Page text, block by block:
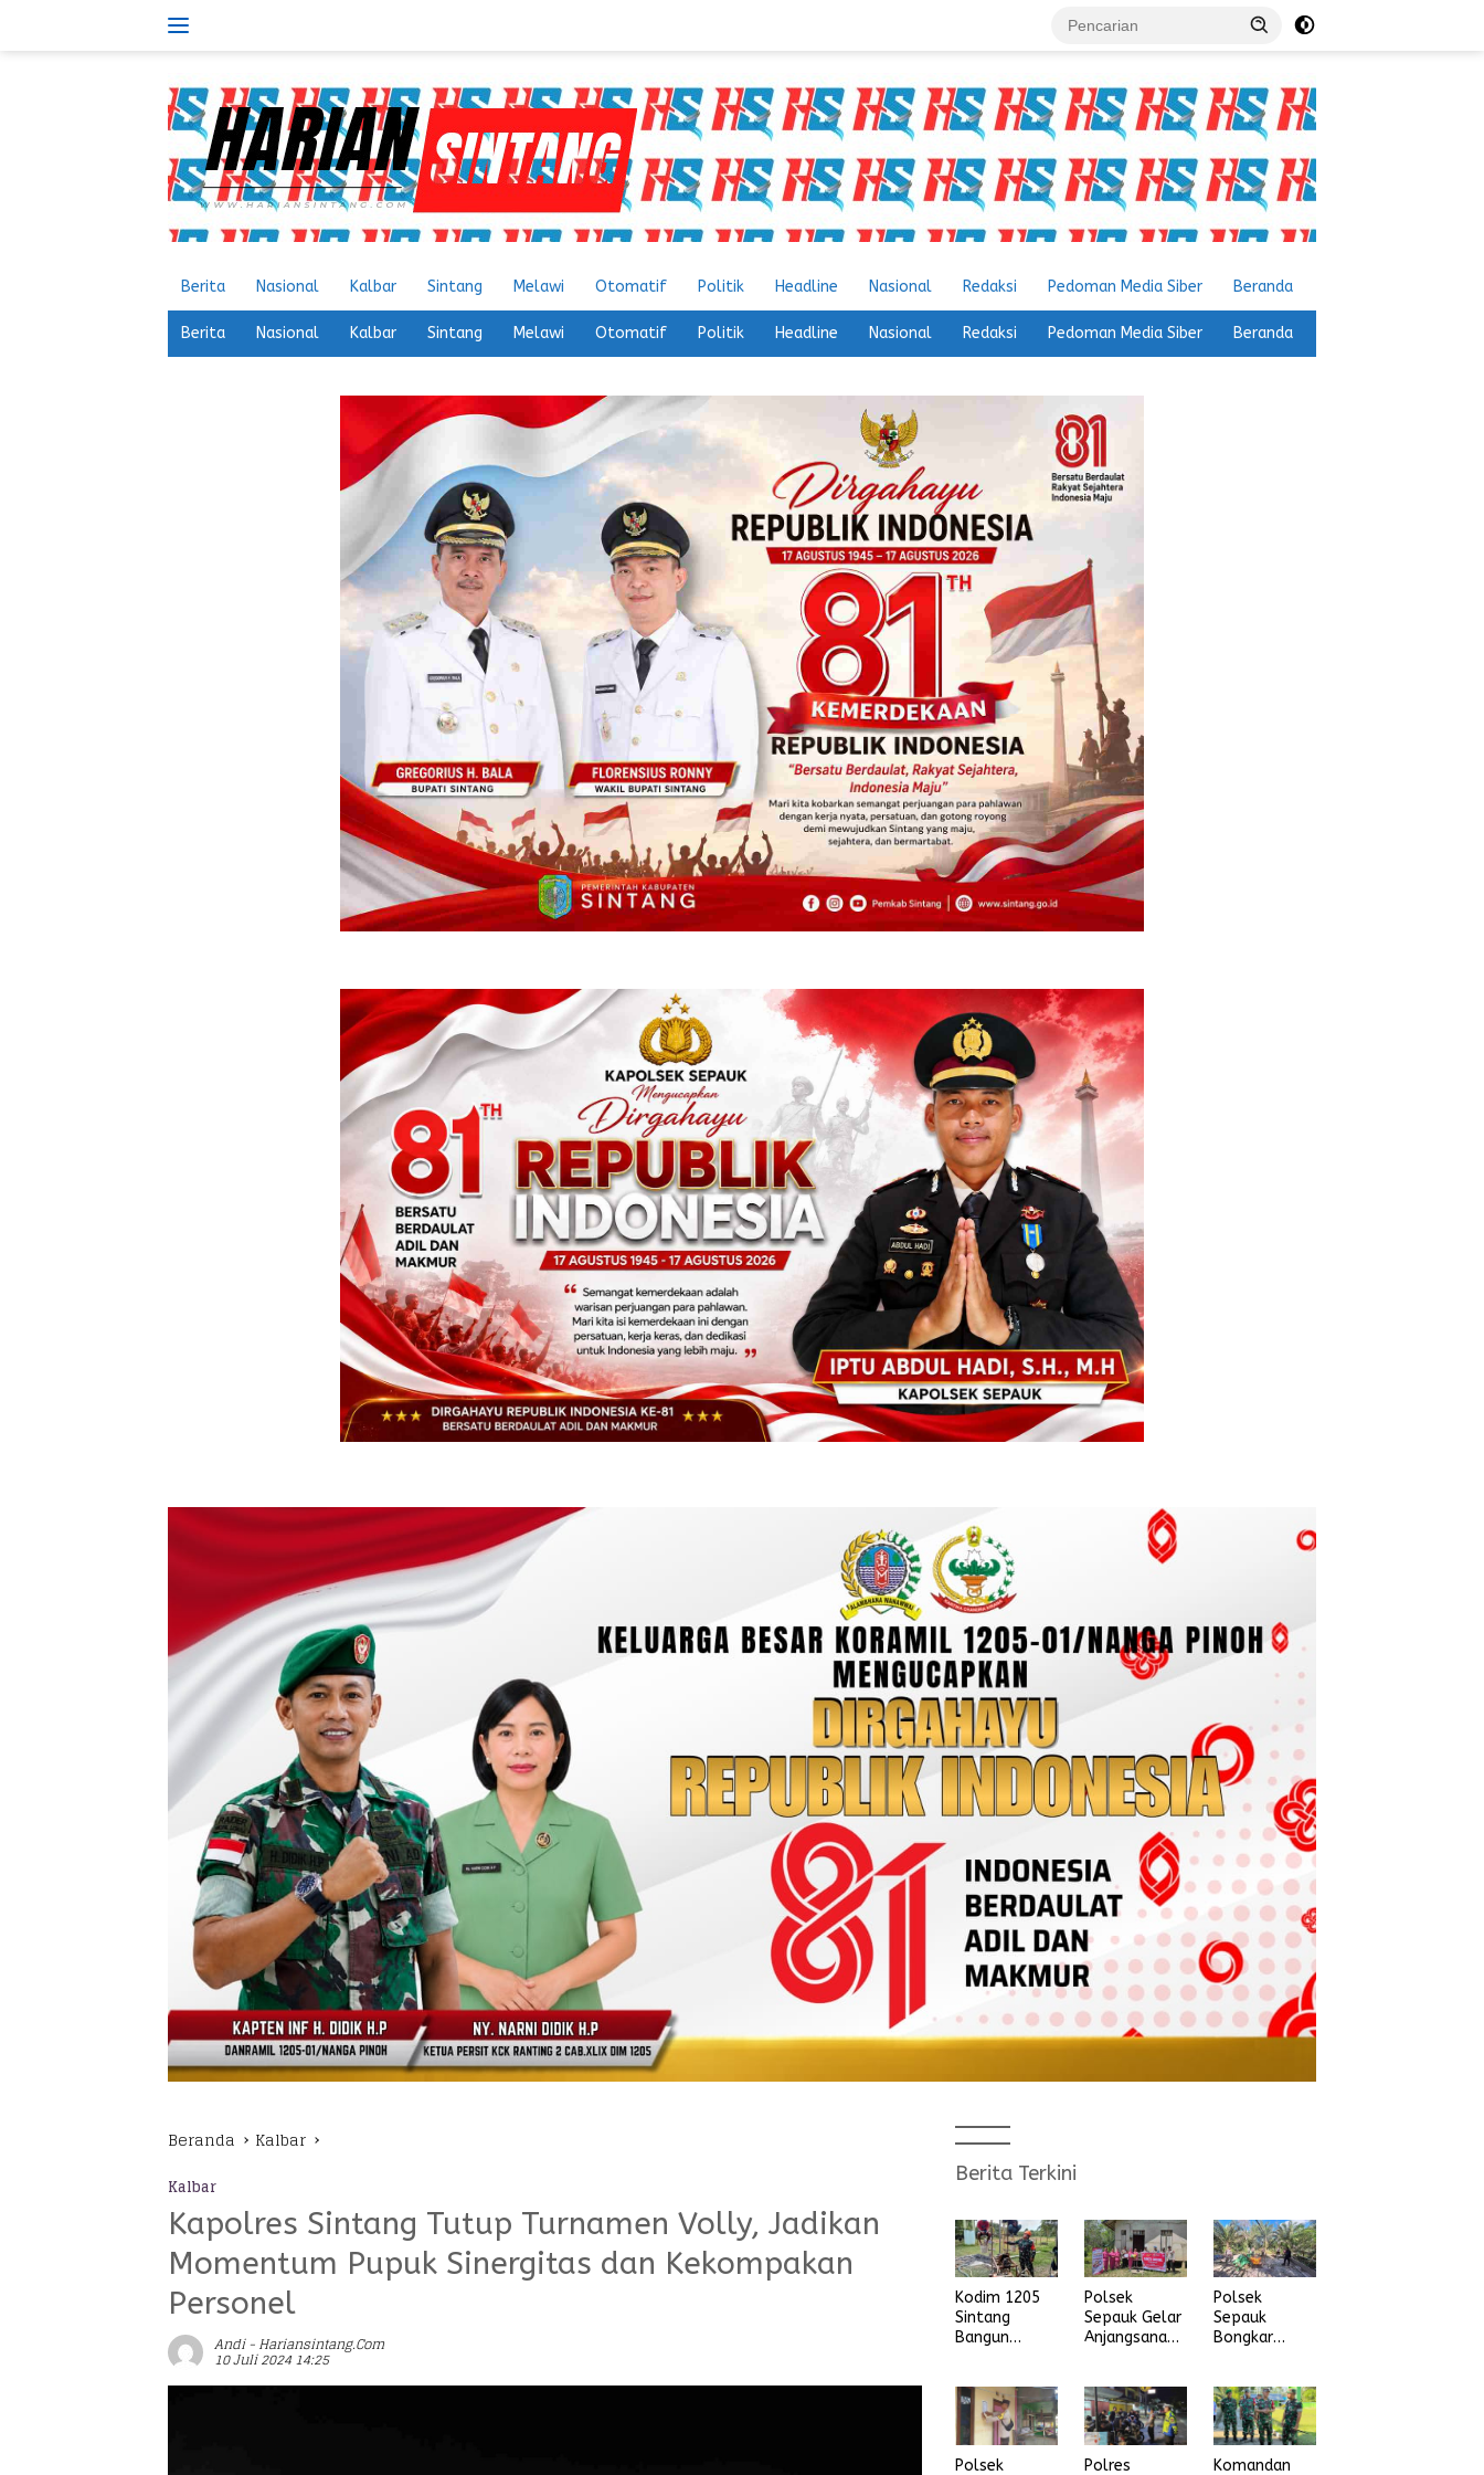
Berita Nasional Kalbar Sintang Melawi Otomatif Politik Headline Nasional Redaksi Pedoman Media Siber Beranda
Berita Nasional Kalbar Sintang Melawi Otomatif Politik Headline Nasional Redaksi Pedoman Media Siber Beranda
Beranda Kalbar
Kalbar
Kapolres Sintang Tutup Turnamen Volly, Jadikan
Momentum Pupuk Sinergitas dan Kekompakan
Personel
Andi - Hariansintang.com
10 Juli 2024 14:25
Berita Terkini
Kodim 1205
Sintang
Bangun
Polsek
Sepauk Gelar
Anjangsana
Ke-80
Bhayangkara
Tahun 2026
Polsek
Sepauk
Bongkar
dusun Lepung
Beruang Desa
Sekubang KM
38 Kayu Lapis
Polsek
Polres
Komandan